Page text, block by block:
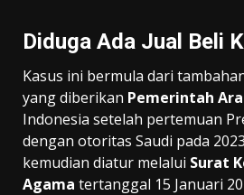
Diduga Ada Jual Beli
Kasus ini bermula dari
yang diberikan Pemerintah
Indonesia setelah pertemuan
dengan otoritas Saudi pada
kemudian diatur melalui Surat
Agama tertanggal 15 Januari